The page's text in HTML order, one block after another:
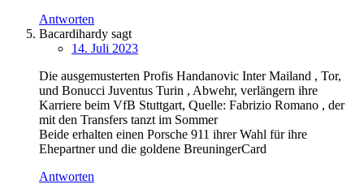
Antworten
Bacardihardy sagt
14. Juli 2023
Die ausgemusterten Profis Handanovic Inter Mailand , Tor,
und Bonucci Juventus Turin , Abwehr, verlängern ihre
Karriere beim VfB Stuttgart, Quelle: Fabrizio Romano , der
mit den Transfers tanzt im Sommer
Beide erhalten einen Porsche 911 ihrer Wahl für ihre
Ehepartner und die goldene BreuningerCard
Antworten